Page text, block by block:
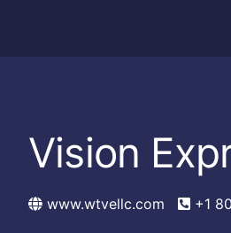
Vision
www.wtvellc.com +1